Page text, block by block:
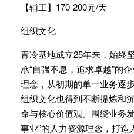
【辅工】170-200元/天
组织文化
青冷基地成立25年来，始终
承“自强不息，追求卓越”的
理念，从初期的单一业务逐
组织文化也得到不断提炼和
命与核心价值观。围绕业务
事业”的人力资源理念，打